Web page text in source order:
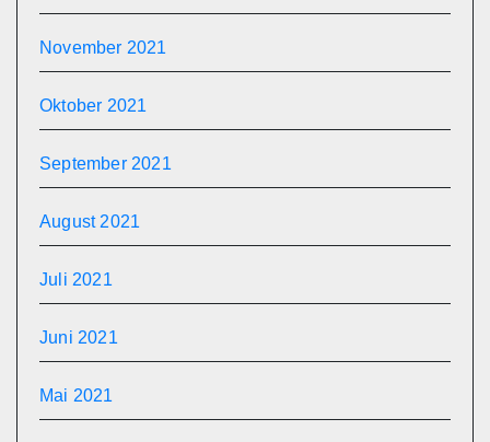
November 2021
Oktober 2021
September 2021
August 2021
Juli 2021
Juni 2021
Mai 2021